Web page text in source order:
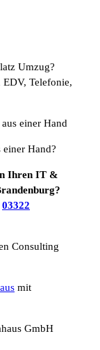
Umzug?
Telefonie,
einer Hand
einer Hand?
Ihren IT &
03322
Consulting
mit
GmbH